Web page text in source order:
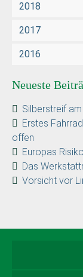
2018
2017
2016
Neueste
Silberstreif
Erstes
offen
Europas
Das
Vorsicht vor